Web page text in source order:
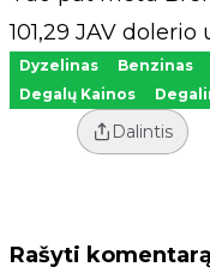
101,29 JAV dolerio
Dyzelinas Benzinas
Degalų Kainos
Dalintis
Rašyti komentarą